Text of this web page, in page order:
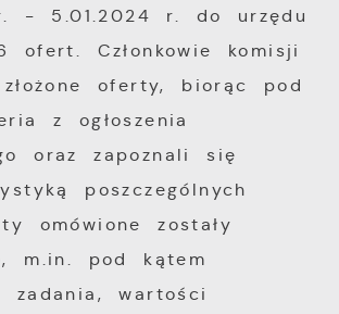
r. - 5.01.2024 r. do urzędu
ofert. Członkowie komisji
oferty, biorąc pod
z ogłoszenia
oraz zapoznali się
poszczególnych
omówione zostały
m.in. pod kątem
zadania, wartości
się na stronach podmiotów
firm będących naszymi
w charakterze
prezentujących nasze treści w
ofert, komunikatów